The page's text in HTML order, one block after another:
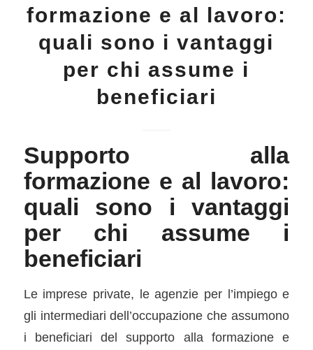
formazione e al lavoro:
quali sono i vantaggi
per chi assume i
beneficiari
Supporto alla
formazione e al lavoro:
quali sono i vantaggi
per chi assume i
beneficiari
Le imprese private, le agenzie per l’impiego e
gli intermediari dell’occupazione che assumono
i beneficiari del supporto alla formazione e